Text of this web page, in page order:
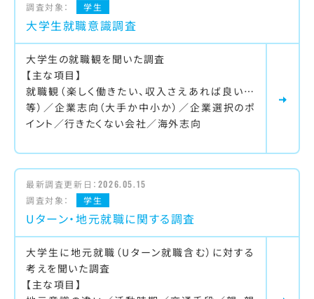
調査対象：
学生
大学生就職意識調査
大学生の就職観を聞いた調査
【主な項目】
就職観（楽しく働きたい、収入さえあれば良い…
等）／企業志向（大手か中小か）／企業選択のポ
イント／行きたくない会社／海外志向
最新調査更新日： 2026.05.15
調査対象：
学生
Uターン・地元就職に関する調査
大学生に地元就職（Uターン就職含む）に対する
考えを聞いた調査
【主な項目】